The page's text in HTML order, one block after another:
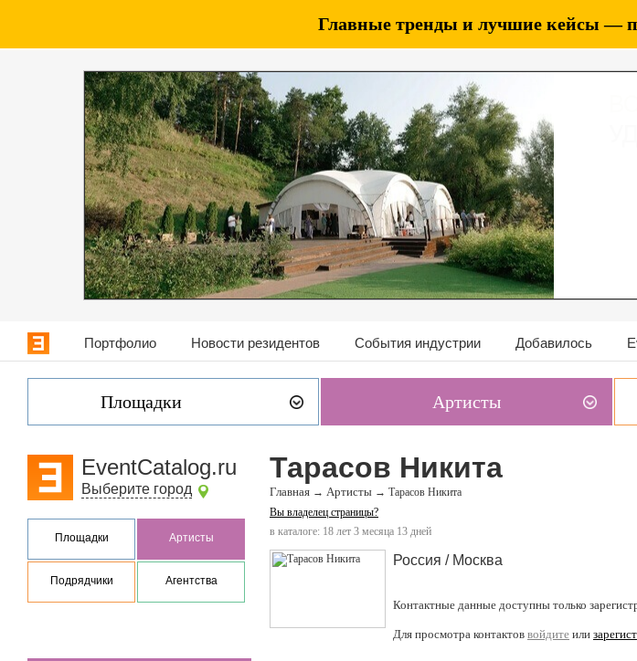
Главные тренды и лучшие кейсы —
Портфолио Новости резидентов События индустрии Добавилось
Площадки Артисты
EventCatalog.ru
Выберите город
Площадки Артисты
Подрядчики Агентства
Тарасов Никита
Главная → Артисты → Тарасов Никита
Вы владелец страницы?
в каталоге: 18 лет 3 месяца 13 дней
Россия / Москва
Контактные данные доступны только
Для просмотра контактов войдите или